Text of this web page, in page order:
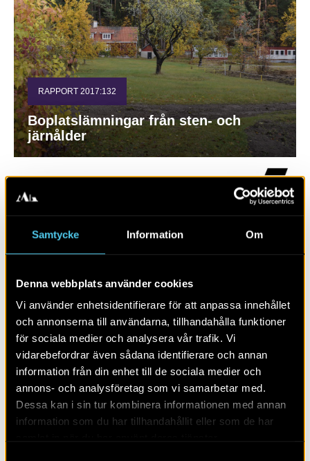
Samtycke Information Om
Denna webbplats använder cookies
Vi använder enhetsidentifierare för att anpassa innehållet
och annonserna till användarna, tillhandahålla funktioner
för sociala medier och analysera vår trafik. Vi
vidarebefordrar även sådana identifierare och annan
information från din enhet till de sociala medier och
annons- och analysföretag som vi samarbetar med.
Dessa kan i sin tur kombinera informationen med annan
information som du har tillhandahållit eller som de har
RAPPORT 2017:132
Boplatslämningar från sten- och
järnålder
Terminalen 1